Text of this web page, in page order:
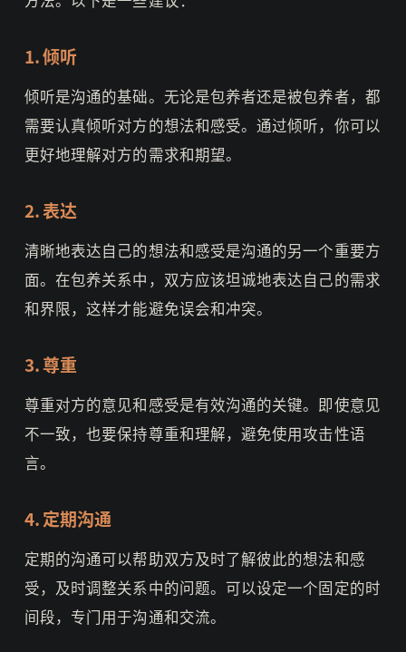
1. 倾听
倾听是沟通的基础。无论是包养者还是被包养者，都
需要认真倾听对方的想法和感受。通过倾听，你可以
更好地理解对方的需求和期望。
2. 表达
清晰地表达自己的想法和感受是沟通的另一个重要方
面。在包养关系中，双方应该坦诚地表达自己的需求
和界限，这样才能避免误会和冲突。
3. 尊重
尊重对方的意见和感受是有效沟通的关键。即使意见
不一致，也要保持尊重和理解，避免使用攻击性语
言。
4. 定期沟通
定期的沟通可以帮助双方及时了解彼此的想法和感
受，及时调整关系中的问题。可以设定一个固定的时
间段，专门用于沟通和交流。